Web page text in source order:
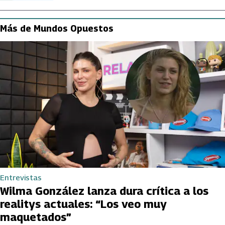
Más de Mundos Opuestos
Entrevistas
Wilma González lanza dura crítica a los
realitys actuales: “Los veo muy
maquetados”